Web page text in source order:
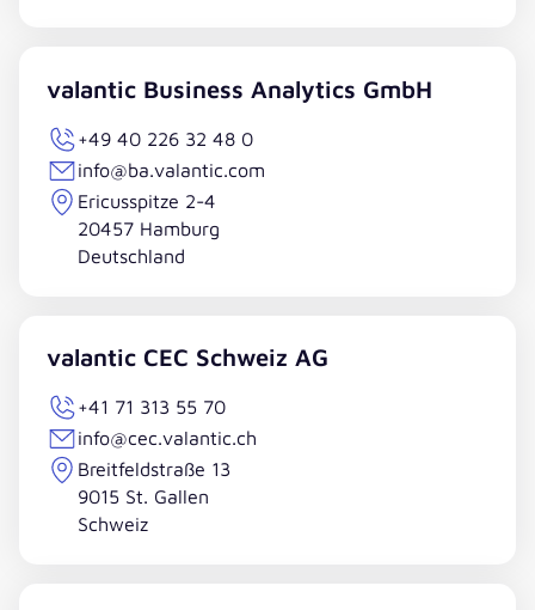
valantic Business Analytics GmbH
+49 40 226 32 48 0
info@ba.valantic.com
Ericusspitze 2-4
20457 Hamburg
Deutschland
valantic CEC Schweiz AG
+41 71 313 55 70
info@cec.valantic.ch
Breitfeldstraße 13
9015 St. Gallen
Schweiz